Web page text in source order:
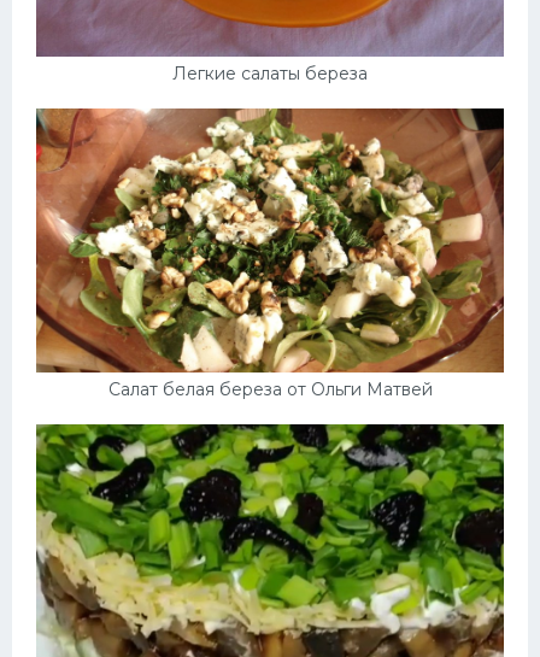
Легкие салаты береза
Салат белая береза от Ольги Матвей